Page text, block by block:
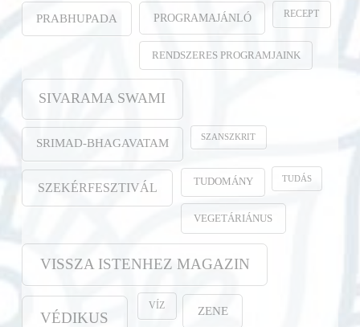
PRABHUPADA PROGRAMAJÁNLÓ RECEPT
RENDSZERES PROGRAMJAINK
SIVARAMA SWAMI
SRIMAD-BHAGAVATAM SZANSZKRIT
SZEKÉRFESZTIVÁL TUDOMÁNY TUDÁS
VEGETÁRIÁNUS
VISSZA ISTENHEZ MAGAZIN
VÉDIKUS
VÍZ ZENE